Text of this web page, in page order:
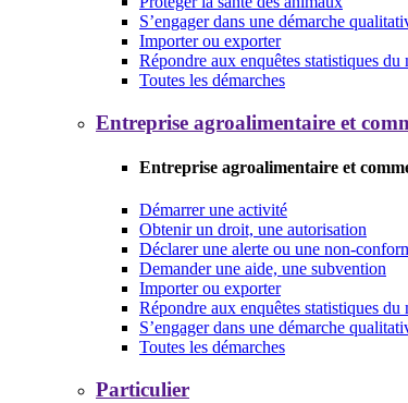
S’engager dans une démarche
Importer ou exporter
Répondre aux enquêtes statistiques
Toutes les démarches
Entreprise agroalimentaire et
Entreprise agroalimentaire et
Démarrer une activité
Obtenir un droit, une autorisation
Déclarer une alerte ou une non-
Demander une aide, une subvention
Importer ou exporter
Répondre aux enquêtes statistiques
S’engager dans une démarche
Toutes les démarches
Particulier